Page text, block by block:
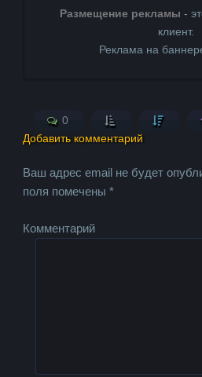
Размещение рекламы -
клиент.
Реклама на
0
Добавить комментарий
Ваш адрес email не будет
поля помечены*
Комментарий